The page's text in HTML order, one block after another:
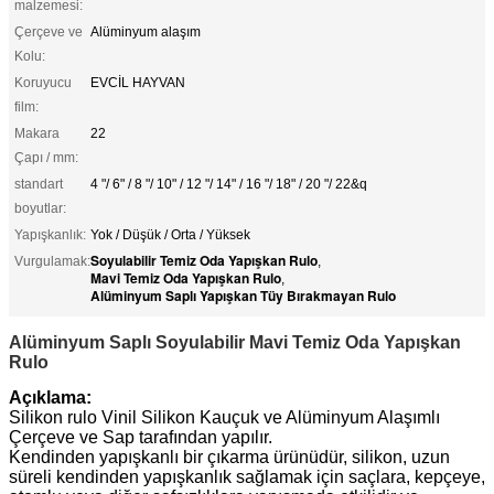
malzemesi:
Çerçeve ve
Kolu:
Alüminyum alaşım
Koruyucu
film:
EVCİL HAYVAN
Makara
Çapı / mm:
22
standart
boyutlar:
4 "/ 6" / 8 "/ 10" / 12 "/ 14" / 16 "/ 18" / 20 "/ 22&q
Yapışkanlık: Yok / Düşük / Orta / Yüksek
Vurgulamak:Soyulabilir Temiz Oda Yapışkan Rulo,
Mavi Temiz Oda Yapışkan Rulo,
Alüminyum Saplı Yapışkan Tüy Bırakmayan Rulo
Alüminyum Saplı Soyulabilir Mavi Temiz Oda Yapışkan
Rulo
Açıklama:
Silikon rulo Vinil Silikon Kauçuk ve Alüminyum Alaşımlı
Çerçeve ve Sap tarafından yapılır.
Kendinden yapışkanlı bir çıkarma ürünüdür, silikon, uzun
süreli kendinden yapışkanlık sağlamak için saçlara, kepçeye,